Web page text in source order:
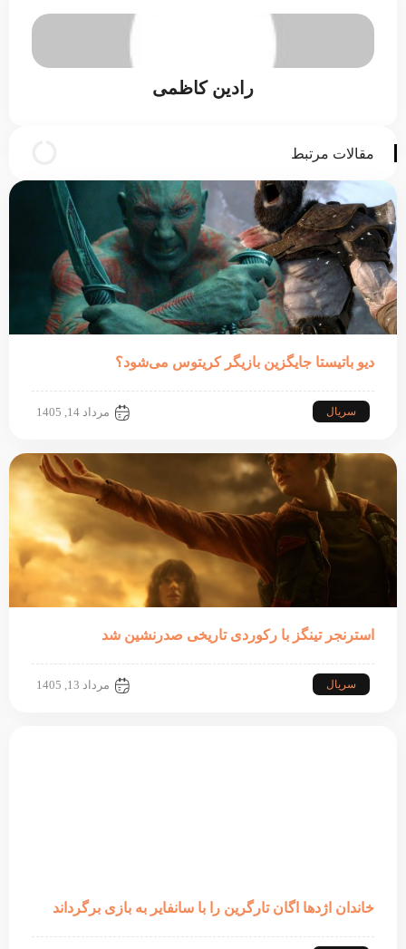
رادین کاظمی
مقالات مرتبط
دیو باتیستا جایگزین بازیگر کریتوس می‌شود؟
سریال مرداد 14, 1405
استرنجر تینگز با رکوردی تاریخی صدرنشین شد
سریال مرداد 13, 1405
خاندان اژدها اگان تارگرین را با سانفایر به بازی برگرداند